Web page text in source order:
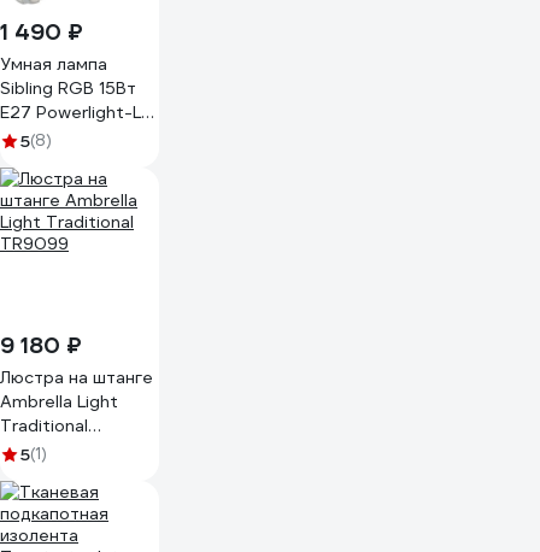
1 490 ₽
Умная лампа
Sibling RGB 15Вт
Е27 Powerlight-L
15 Вт 00-
5(8)
9 180 ₽
Люстра на штанге
Ambrella Light
Traditional
TR9099
5(1)